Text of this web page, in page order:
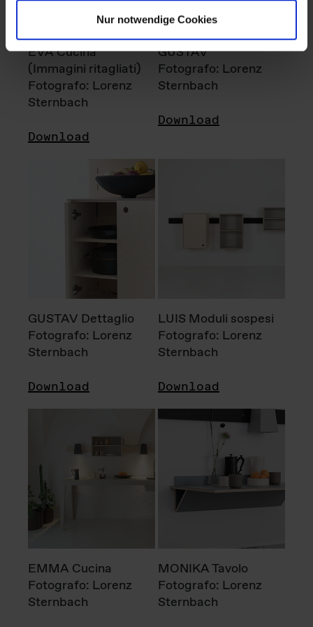
Nur notwendige Cookies
EVA Cucina
(Immagini ritagliati)
Fotografo: Lorenz
Sternbach
Download
GUSTAV
Fotografo: Lorenz
Sternbach
Download
GUSTAV Dettaglio
Fotografo: Lorenz
Sternbach
Download
LUIS Moduli sospesi
Fotografo: Lorenz
Sternbach
Download
EMMA Cucina
Fotografo: Lorenz
Sternbach
MONIKA Tavolo
Fotografo: Lorenz
Sternbach